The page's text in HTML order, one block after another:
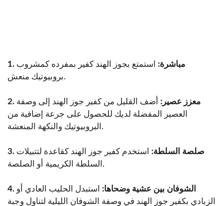
1. مباشرة: استمتع بجوز الهند كفير بمفرده كمشروب
بروبيوتيك منعش.
2. معزز عصير: أضف القليل من كفير جوز الهند إلى وصفة
العصير المفضلة لديك للحصول على جرعة إضافية من
البروبيوتيك والنكهة المنعشة.
3. صلصة السلطة: استخدم كفير جوز الهند كقاعدة لتتبيلات
السلطة الكريمية أو الصلصة.
4. الشوفان بين عشية وضحاها: استبدل الحليب العادي أو
الزبادي بكفير جوز الهند في وصفة الشوفان الليلية لتناول وجبة